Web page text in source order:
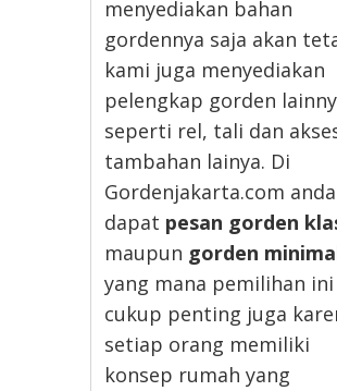
menyediakan bahan
gordennya saja akan
kami juga menyediakan
pelengkap gorden
seperti rel, tali dan
tambahan lainya. Di
Gordenjakarta.com anda
dapat pesan gorden
maupun gorden
yang mana pemilihan ini
cukup penting juga
setiap orang memiliki
konsep rumah yang